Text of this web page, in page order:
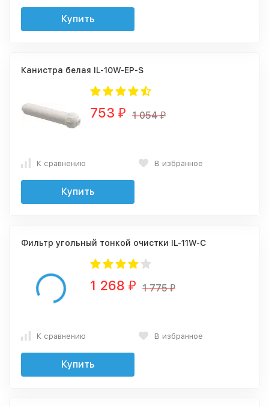
Купить
Канистра белая IL-10W-EP-S
753 ₽ 1 054₽
К сравнению В избранное
Купить
Фильтр угольный тонкой очистки IL-11W-C
1 268 ₽ 1 775₽
К сравнению В избранное
Купить